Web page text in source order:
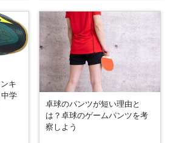
キ
学
卓球のパンツが短い理由と
は？卓球のゲームパンツを考
察しよう